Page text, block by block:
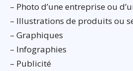
– Photo d’une entreprise ou
– Illustrations de produits ou
– Graphiques
– Infographies
– Publicité